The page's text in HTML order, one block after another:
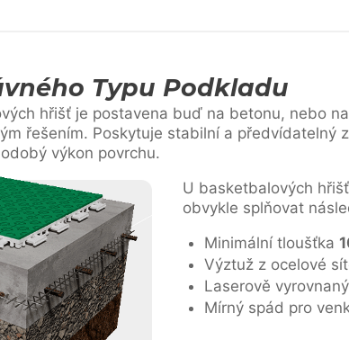
Typu Podkladu
hřišť je postavena buď na betonu, nebo
řešením. Poskytuje stabilní a předvídatelný
výkon povrchu.
U basketbalových
obvykle splňovat
Minimální tloušťka
Výztuž z ocelové
Laserově
Mírný spád pro